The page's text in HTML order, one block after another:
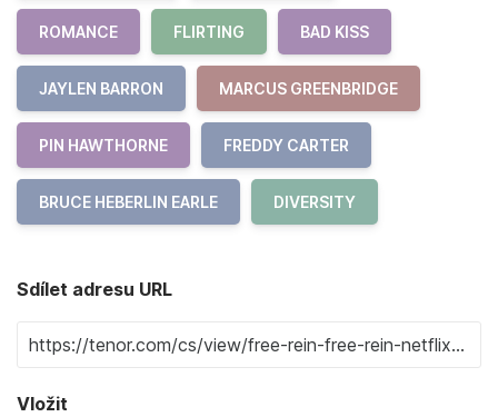
ROMANCE FLIRTING BAD KISS
JAYLEN BARRON MARCUS GREENBRIDGE
PIN HAWTHORNE FREDDY CARTER
BRUCE HEBERLIN EARLE DIVERSITY
Sdílet adresu URL
Vložit